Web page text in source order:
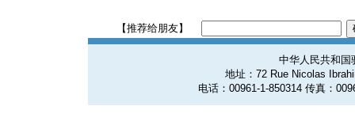
【推荐给朋友】
中华人民共和国
地址：72 Rue Nicolas
电话：00961-1-850314 传真：